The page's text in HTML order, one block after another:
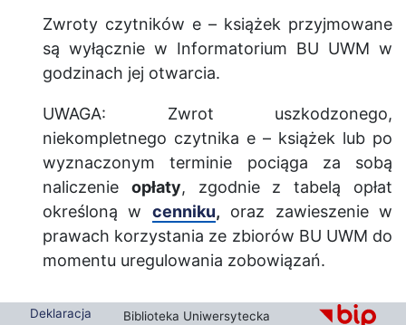
Zwroty czytników e – książek przyjmowane
są wyłącznie w Informatorium BU UWM w
godzinach jej otwarcia.
UWAGA: Zwrot uszkodzonego,
niekompletnego czytnika e – książek lub po
wyznaczonym terminie pociąga za sobą
naliczenie opłaty, zgodnie z tabelą opłat
określoną w cenniku, oraz zawieszenie w
prawach korzystania ze zbiorów BU UWM do
momentu uregulowania zobowiązań.
Deklaracja
Biblioteka Uniwersytecka